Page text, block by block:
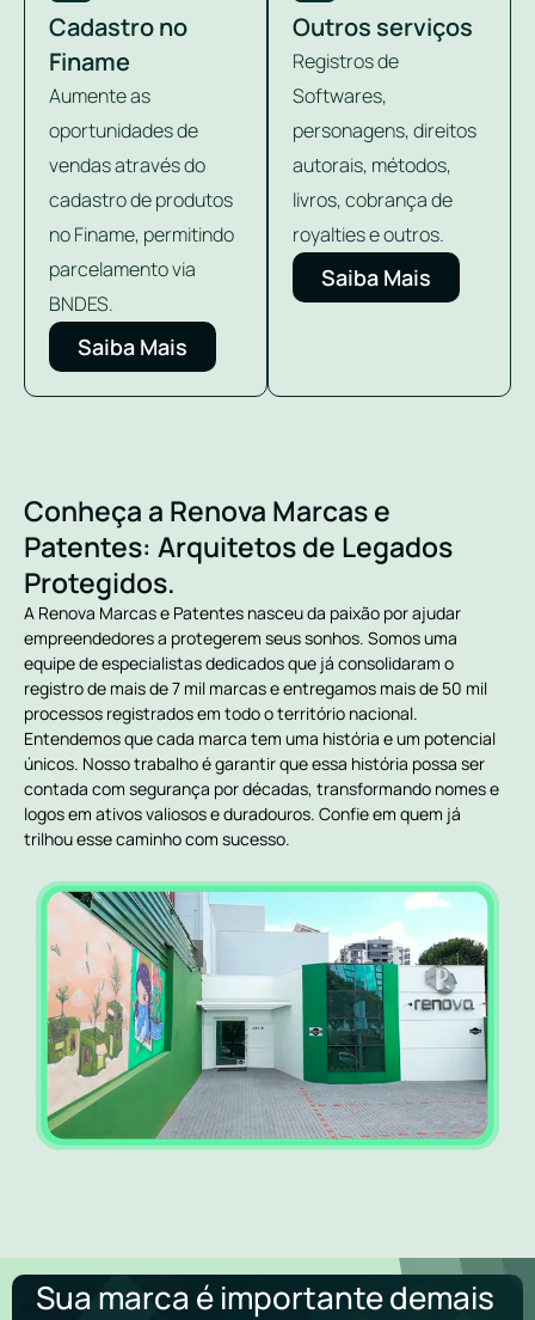
Cadastro no
Finame
Aumente as
oportunidades de
vendas através do
cadastro de produtos
no Finame, permitindo
parcelamento via
BNDES.
Saiba Mais
Outros serviços
Registros de
Softwares,
personagens, direitos
autorais, métodos,
livros, cobrança de
royalties e outros.
Saiba Mais
Conheça a Renova Marcas e
Patentes: Arquitetos de Legados
Protegidos.
A Renova Marcas e Patentes nasceu da paixão por ajudar
empreendedores a protegerem seus sonhos. Somos uma
equipe de especialistas dedicados que já consolidaram o
registro de mais de 7 mil marcas e entregamos mais de 50 mil
processos registrados em todo o território nacional.
Entendemos que cada marca tem uma história e um potencial
únicos. Nosso trabalho é garantir que essa história possa ser
contada com segurança por décadas, transformando nomes e
logos em ativos valiosos e duradouros. Confie em quem já
trilhou esse caminho com sucesso.
Sua marca é importante demais